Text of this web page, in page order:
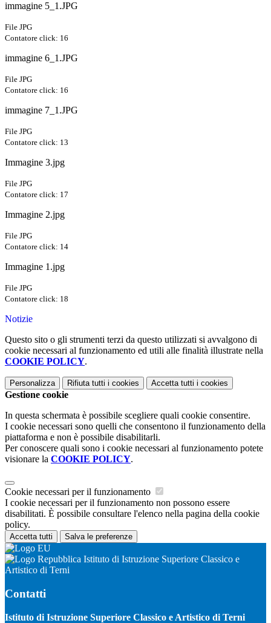
immagine 5_1.JPG
File JPG
Contatore click: 16
immagine 6_1.JPG
File JPG
Contatore click: 16
immagine 7_1.JPG
File JPG
Contatore click: 13
Immagine 3.jpg
File JPG
Contatore click: 17
Immagine 2.jpg
File JPG
Contatore click: 14
Immagine 1.jpg
File JPG
Contatore click: 18
Notizie
Questo sito o gli strumenti terzi da questo utilizzati si avvalgono di
cookie necessari al funzionamento ed utili alle finalità illustrate nella
COOKIE POLICY.
Personalizza Rifiuta tutti i cookies Accetta tutti i cookies
Gestione cookie
In questa schermata è possibile scegliere quali cookie consentire.
I cookie necessari sono quelli che consentono il funzionamento della
piattaforma e non è possibile disabilitarli.
Per conoscere quali sono i cookie necessari al funzionamento potete
visionare la COOKIE POLICY.
Cookie necessari per il funzionamento
I cookie necessari per il funzionamento non possono essere
disabilitati. È possibile consultare l'elenco nella pagina della cookie
policy.
Accetta tutti Salva le preferenze
Istituto di Istruzione Superiore Classico e
Artistico di Terni
Contatti
Istituto di Istruzione Superiore Classico e Artistico di Terni